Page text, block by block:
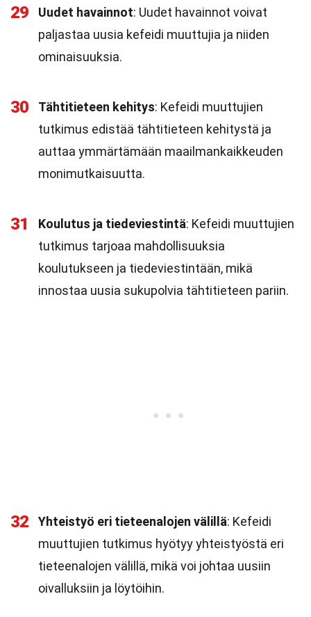
29 Uudet havainnot: Uudet havainnot voivat
paljastaa uusia kefeidi muuttujia ja niiden
ominaisuuksia.
30 Tähtitieteen kehitys: Kefeidi muuttujien
tutkimus edistää tähtitieteen kehitystä ja
auttaa ymmärtämään maailmankaikkeuden
monimutkaisuutta.
31 Koulutus ja tiedeviestintä: Kefeidi muuttujien
tutkimus tarjoaa mahdollisuuksia
koulutukseen ja tiedeviestintään, mikä
innostaa uusia sukupolvia tähtitieteen pariin.
32 Yhteistyö eri tieteenalojen välillä: Kefeidi
muuttujien tutkimus hyötyy yhteistyöstä eri
tieteenalojen välillä, mikä voi johtaa uusiin
oivalluksiin ja löytöihin.